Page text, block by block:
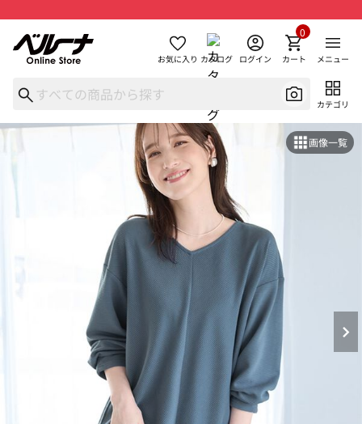
お気に入り カタログ ログイン カート
0
メニュー
カテゴリ
画像一覧